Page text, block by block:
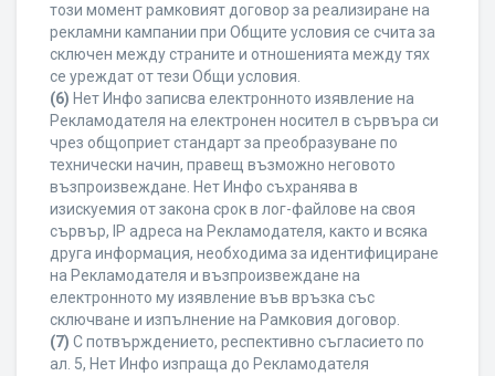
този момент рамковият договор за реализиране на
рекламни кампании при Общите условия се счита за
сключен между страните и отношенията между тях
се уреждат от тези Общи условия.
(6) Нет Инфо записва електронното изявление на
Рекламодателя на електронен носител в сървъра си
чрез общоприет стандарт за преобразуване по
технически начин, правещ възможно неговото
възпроизвеждане. Нет Инфо съхранява в
изискуемия от закона срок в лог-файлове на своя
сървър, IP адреса на Рекламодателя, както и всяка
друга информация, необходима за идентифициране
на Рекламодателя и възпроизвеждане на
електронното му изявление във връзка със
сключване и изпълнение на Рамковия договор.
(7) С потвърждението, респективно съгласието по
ал. 5, Нет Инфо изпраща до Рекламодателя